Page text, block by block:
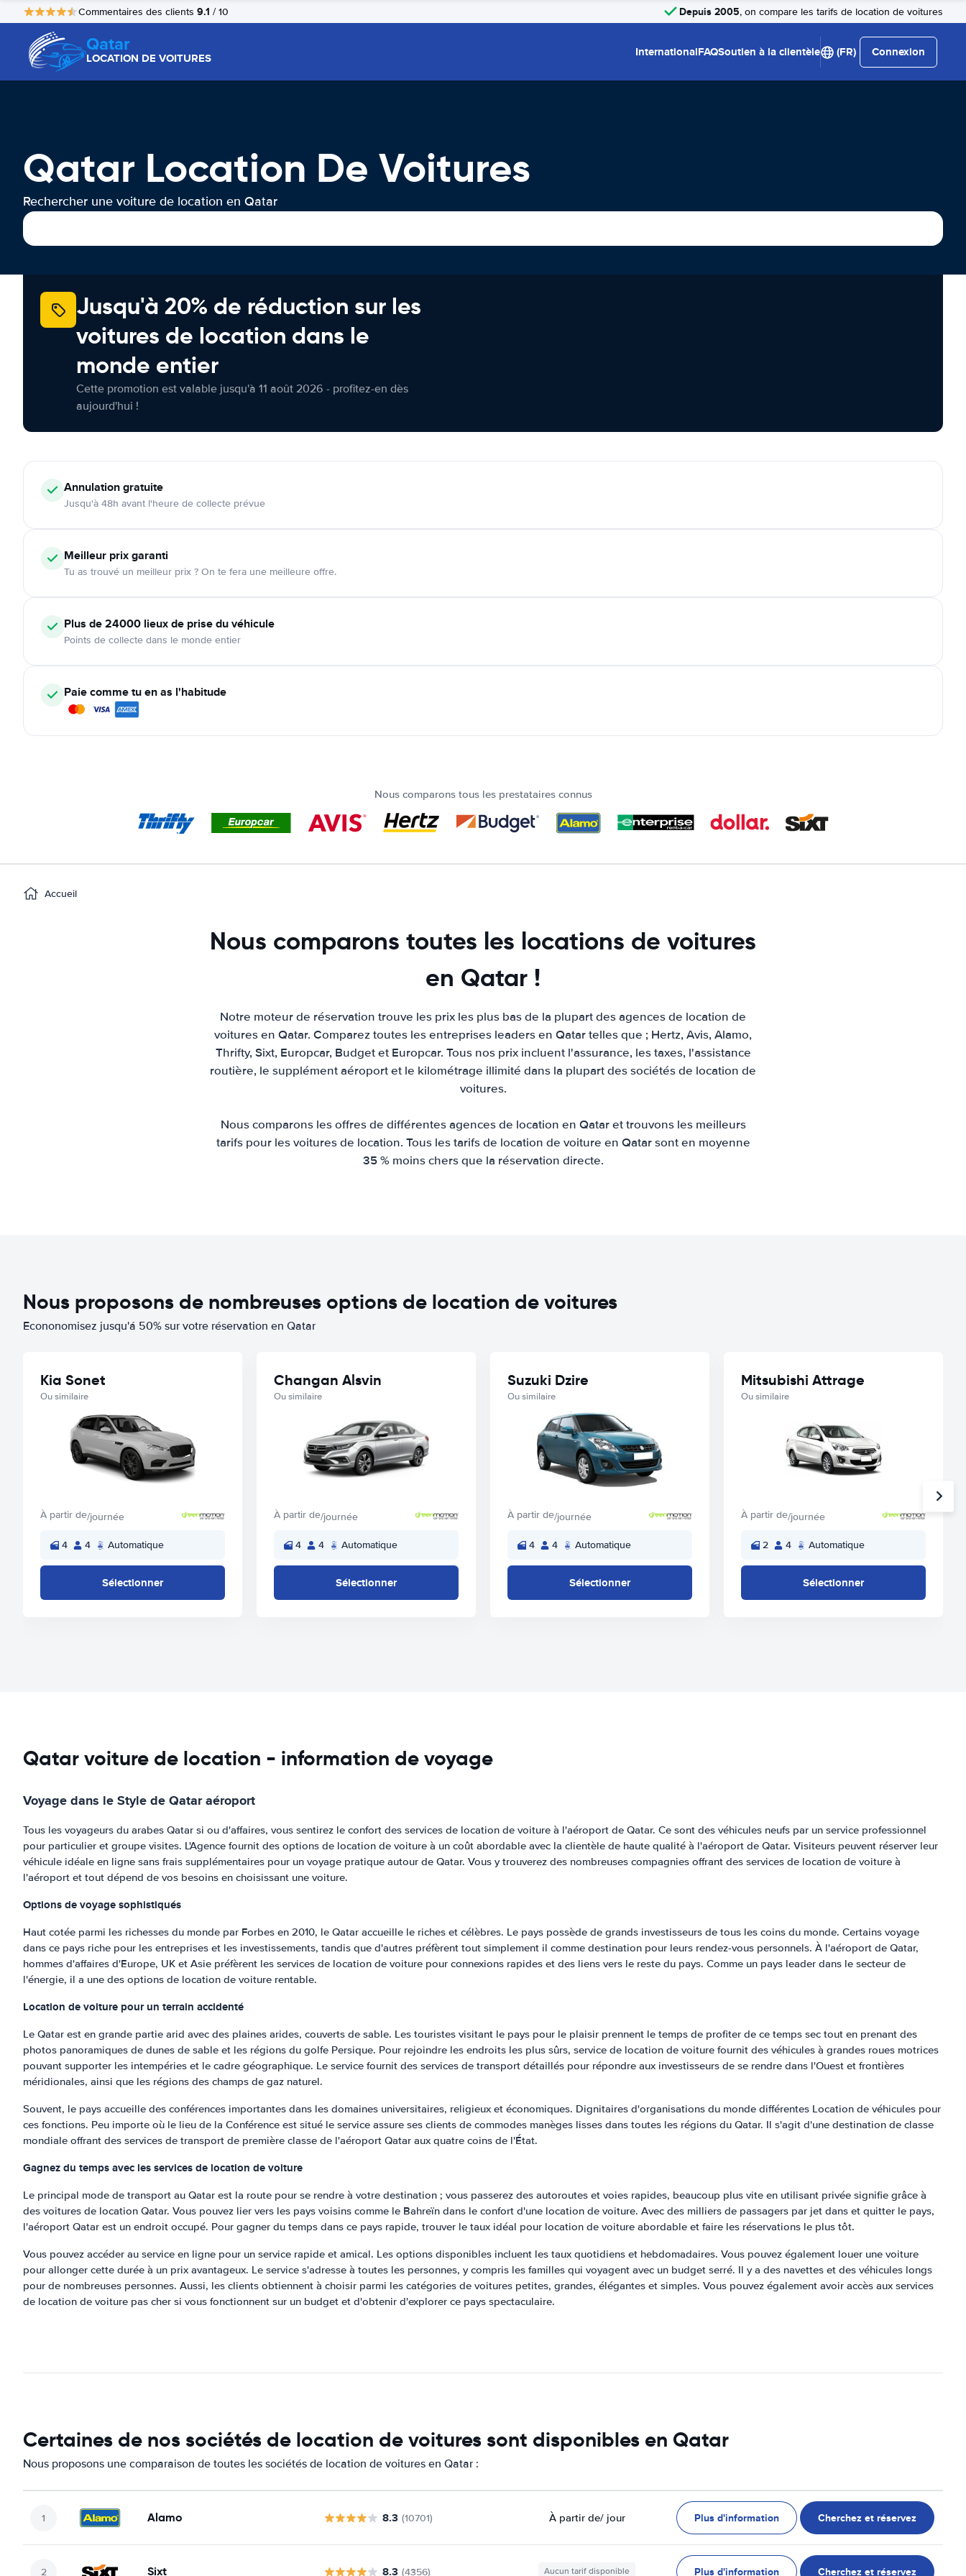
Commentaires des clients 9.1 / 10 Depuis 2005, on compare les tarifs de location de voitures
Qatar
LOCATION DE VOITURES InternationalFAQSoutien à la clientèle (FR) Connexion
Qatar Location De Voitures
Rechercher une voiture de location en Qatar
Jusqu'à 20% de réduction sur les
voitures de location dans le
monde entier
Cette promotion est valable jusqu'à 11 août 2026 - profitez-en dès
aujourd'hui !
Annulationgratuite
Jusqu'à 48h avant l'heure de collecte prévue
Meilleur prix garanti
Tu as trouvé un meilleur prix ? On te fera une meilleure offre.
Plus de 24000 lieux de prise du véhicule
Points de collecte dans le monde entier
Paie comme tu en as l'habitude
Nous comparons tous les prestataires connus
Accueil
Nous comparons toutes les locations de voitures
en Qatar !
Notre moteur de réservation trouve les prix les plus bas de la plupart des agences de location de
voitures en Qatar. Comparez toutes les entreprises leaders en Qatar telles que ; Hertz, Avis, Alamo,
Thrifty, Sixt, Europcar, Budget et Europcar. Tous nos prix incluent l'assurance, les taxes, l'assistance
routière, le supplément aéroport et le kilométrage illimité dans la plupart des sociétés de location de
voitures.
Nous comparons les offres de différentes agences de location en Qatar et trouvons les meilleurs
tarifs pour les voitures de location. Tous les tarifs de location de voiture en Qatar sont en moyenne
35 % moins chers que la réservation directe.
Nous proposons de nombreuses options de location de voitures
Econonomisez jusqu'á 50% sur votre réservation en Qatar
Kia Sonet
Ou similaire
À partir de/journée
4 4 Automatique
Sélectionner
Changan Alsvin
Ou similaire
À partir de/journée
4 4 Automatique
Sélectionner
Suzuki Dzire
Ou similaire
À partir de/journée
4 4 Automatique
Sélectionner
Mitsubishi Attrage
Ou similaire
À partir de/journée
2 4 Automatique
Sélectionner
Qatar voiture de location - information de voyage
Voyage dans le Style de Qatar aéroport
Tous les voyageurs du arabes Qatar si ou d'affaires, vous sentirez le confort des services de location de voiture à l'aéroport de Qatar. Ce sont des véhicules neufs par un service professionnel
pour particulier et groupe visites. L'Agence fournit des options de location de voiture à un coût abordable avec la clientèle de haute qualité à l'aéroport de Qatar. Visiteurs peuvent réserver leur
véhicule idéale en ligne sans frais supplémentaires pour un voyage pratique autour de Qatar. Vous y trouverez des nombreuses compagnies offrant des services de location de voiture à
l'aéroport et tout dépend de vos besoins en choisissant une voiture.
Options de voyage sophistiqués
Haut cotée parmi les richesses du monde par Forbes en 2010, le Qatar accueille le riches et célèbres. Le pays possède de grands investisseurs de tous les coins du monde. Certains voyage
dans ce pays riche pour les entreprises et les investissements, tandis que d'autres préfèrent tout simplement il comme destination pour leurs rendez-vous personnels. À l'aéroport de Qatar,
hommes d'affaires d'Europe, UK et Asie préfèrent les services de location de voiture pour connexions rapides et des liens vers le reste du pays. Comme un pays leader dans le secteur de
l'énergie, il a une des options de location de voiture rentable.
Location de voiture pour un terrain accidenté
Le Qatar est en grande partie arid avec des plaines arides, couverts de sable. Les touristes visitant le pays pour le plaisir prennent le temps de profiter de ce temps sec tout en prenant des
photos panoramiques de dunes de sable et les régions du golfe Persique. Pour rejoindre les endroits les plus sûrs, service de location de voiture fournit des véhicules à grandes roues motrices
pouvant supporter les intempéries et le cadre géographique. Le service fournit des services de transport détaillés pour répondre aux investisseurs de se rendre dans l'Ouest et frontières
méridionales, ainsi que les régions des champs de gaz naturel.
Souvent, le pays accueille des conférences importantes dans les domaines universitaires, religieux et économiques. Dignitaires d'organisations du monde différentes Location de véhicules pour
ces fonctions. Peu importe où le lieu de la Conférence est situé le service assure ses clients de commodes manèges lisses dans toutes les régions du Qatar. Il s'agit d'une destination de classe
mondiale offrant des services de transport de première classe de l'aéroport Qatar aux quatre coins de l'État.
Gagnez du temps avec les services de location de voiture
Le principal mode de transport au Qatar est la route pour se rendre à votre destination ; vous passerez des autoroutes et voies rapides, beaucoup plus vite en utilisant privée signifie grâce à
des voitures de location Qatar. Vous pouvez lier vers les pays voisins comme le Bahreïn dans le confort d'une location de voiture. Avec des milliers de passagers par jet dans et quitter le pays,
l'aéroport Qatar est un endroit occupé. Pour gagner du temps dans ce pays rapide, trouver le taux idéal pour location de voiture abordable et faire les réservations le plus tôt.
Vous pouvez accéder au service en ligne pour un service rapide et amical. Les options disponibles incluent les taux quotidiens et hebdomadaires. Vous pouvez également louer une voiture
pour allonger cette durée à un prix avantageux. Le service s'adresse à toutes les personnes, y compris les familles qui voyagent avec un budget serré. Il y a des navettes et des véhicules longs
pour de nombreuses personnes. Aussi, les clients obtiennent à choisir parmi les catégories de voitures petites, grandes, élégantes et simples. Vous pouvez également avoir accès aux services
de location de voiture pas cher si vous fonctionnent sur un budget et d'obtenir d'explorer ce pays spectaculaire.
Certaines de nos sociétés de location de voitures sont disponibles en Qatar
Nous proposons une comparaison de toutes les sociétés de location de voitures en Qatar :
Alamo 8.3 (10701) À partir de/ jour Plus d'information Cherchez et réservez
Sixt 8.3 (4356) Aucun tarif disponible Plus d'information Cherchez et réservez